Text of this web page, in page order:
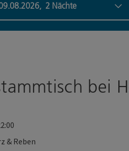
, 2 Nächte
bei
& Reben